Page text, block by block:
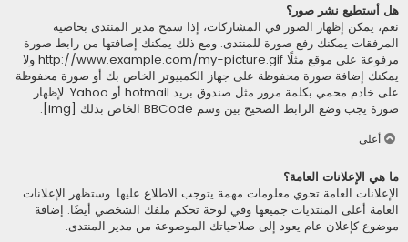
هل أستطيع نشر صور؟
نعم، يمكن إظهار الصور في المشاركات، إذا سمح مدير المنتدى بخاصية
المرفقات يمكنك رفع صورة للمنتدى. ومع ذلك يمكنك إضافتها من رابط صورة
مرفوعة على موقع مثلًا http://www.example.com/my-picture.gif ولا
يمكنك إضافة صورة محفوظة على جهاز الكمبيوتر الخاص بك أو صورة محفوظة
على خادم محمي بكلمة مرور مثل صندوق بريد hotmail أو Yahoo. لإظهار
صورة يجب وضع الرابط الصحيح بين وسم BBCode الخاص بذلك [img].
أعلى
ما هي الإعلانات العامة؟
الإعلانات العامة تحوي معلومات مهمة يتوجب الاطلاع عليها. وستظهر الإعلانات
العامة أعلى المنتديات جميعها وفي لوحة تحكم ملفك الشخصي أيضًا. إضافة
موضوع كإعلان عام يعود إلى صلاحياتك الموضوعة من مدير المنتدى.